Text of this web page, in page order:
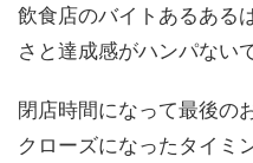
飲食店のバイトあるある
さと達成感がハンパない
閉店時間になって最後の
クローズになったタイミ